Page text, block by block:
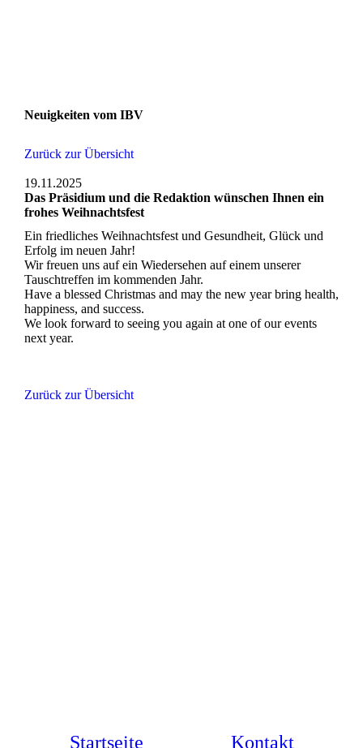
Neuigkeiten vom IBV
Zurück zur Übersicht
19.11.2025
Das Präsidium und die Redaktion wünschen Ihnen ein
frohes Weihnachtsfest
Ein friedliches Weihnachtsfest und Gesundheit, Glück und
Erfolg im neuen Jahr!
Wir freuen uns auf ein Wiedersehen auf einem unserer
Tauschtreffen im kommenden Jahr.
Have a blessed Christmas and may the new year bring health,
happiness, and success.
We look forward to seeing you again at one of our events
next year.
Zurück zur Übersicht
Startseite Kontakt